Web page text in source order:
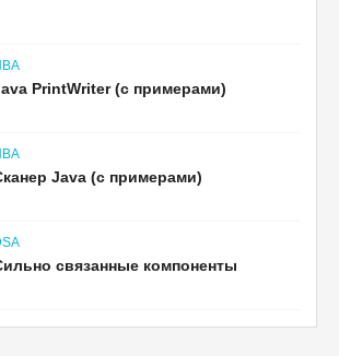
PrintWriter (с примерами)
Java (с примерами)
связанные компоненты